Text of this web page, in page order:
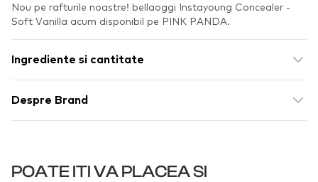
Nou pe rafturile noastre! bellaoggi Instayoung Concealer -
Soft Vanilla acum disponibil pe PINK PANDA.
Ingrediente si cantitate
Despre Brand
POATE ITI VA PLACEA SI